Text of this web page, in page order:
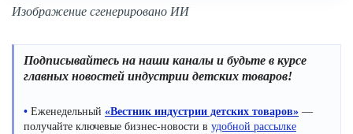
Изображение сгенерировано ИИ
Подписывайтесь на наши каналы и будьте в курсе
главных новостей индустрии детских товаров!
• Еженедельный «Вестник индустрии детских товаров» —
получайте ключевые бизнес-новости в удобной рассылке